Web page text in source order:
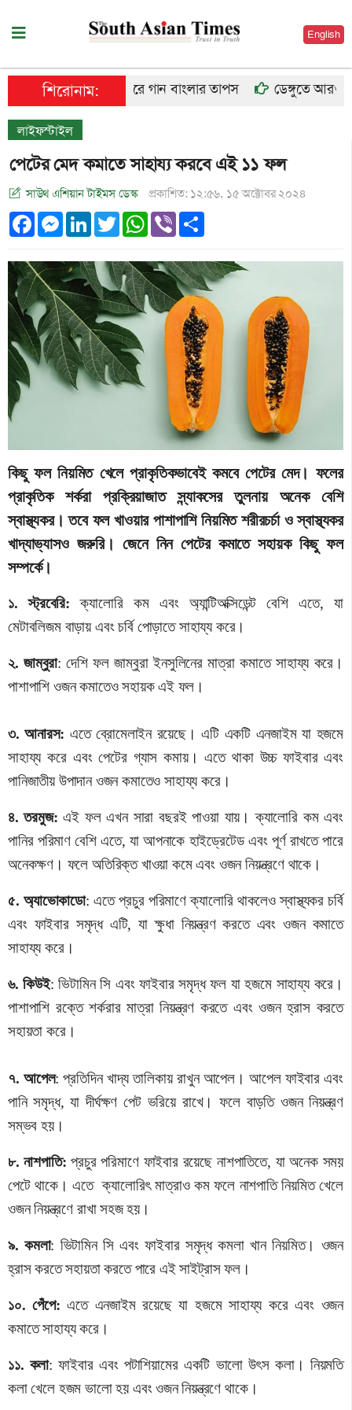
English
শিরোনাম:কারাগারে গান বাংলার তাপস ডেঙ্গুতে আরও ৬
লাইফস্টাইল
পেটের মেদ কমাতে সাহায্য করবে এই ১১ ফল
সাউথ এশিয়ান টাইমস ডেস্ক প্রকাশিত: ১২:৫৬, ১৫ অক্টোবর ২০২৪
FacebookMessenger
LinkedInTwitterWhatsApp
Viber
কিছু ফল নিয়মিত খেলে প্রাকৃতিকভাবেই কমবে পেটের মেদ। ফলের
প্রাকৃতিক শর্করা প্রক্রিয়াজাত স্ন্যাকসের তুলনায় অনেক বেশি
স্বাস্থ্যকর। তবে ফল খাওয়ার পাশাপাশি নিয়মিত শরীরচর্চা ও স্বাস্থ্যকর
খাদ্যাভ্যাসও জরুরি। জেনে নিন পেটের কমাতে সহায়ক কিছু ফল
সম্পর্কে।
১. স্ট্রবেরি: ক্যালোরি কম এবং অ্যান্টিঅক্সিডেন্ট বেশি এতে, যা
মেটাবলিজম বাড়ায় এবং চর্বি পোড়াতে সাহায্য করে।
২. জাম্বুরা: দেশি ফল জাম্বুরা ইনসুলিনের মাত্রা কমাতে সাহায্য করে।
পাশাপাশি ওজন কমাতেও সহায়ক এই ফল।
৩. আনারস: এতে ব্রোমেলাইন রয়েছে। এটি একটি এনজাইম যা হজমে
সাহায্য করে এবং পেটের গ্যাস কমায়। এতে থাকা উচ্চ ফাইবার এবং
পানিজাতীয় উপাদান ওজন কমাতেও সাহায্য করে।
৪. তরমুজ: এই ফল এখন সারা বছরই পাওয়া যায়। ক্যালোরি কম এবং
পানির পরিমাণ বেশি এতে, যা আপনাকে হাইড্রেটেড এবং পূর্ণ রাখতে পারে
অনেকক্ষণ। ফলে অতিরিক্ত খাওয়া কমে এবং ওজন নিয়ন্ত্রণে থাকে।
৫. অ্যাভোকাডো: এতে প্রচুর পরিমাণে ক্যালোরি থাকলেও স্বাস্থ্যকর চর্বি
এবং ফাইবার সমৃদ্ধ এটি, যা ক্ষুধা নিয়ন্ত্রণ করতে এবং ওজন কমাতে
সাহায্য করে।
৬. কিউই: ভিটামিন সি এবং ফাইবার সমৃদ্ধ ফল যা হজমে সাহায্য করে।
পাশাপাশি রক্তে শর্করার মাত্রা নিয়ন্ত্রণ করতে এবং ওজন হ্রাস করতে
সহায়তা করে।
৭. আপেল: প্রতিদিন খাদ্য তালিকায় রাখুন আপেল। আপেল ফাইবার এবং
পানি সমৃদ্ধ, যা দীর্ঘক্ষণ পেট ভরিয়ে রাখে। ফলে বাড়তি ওজন নিয়ন্ত্রণ
সম্ভব হয়।
৮. নাশপাতি: প্রচুর পরিমাণে ফাইবার রয়েছে নাশপাতিতে, যা অনেক সময়
পেটে থাকে। এতে ক্যালোরিৎ মাত্রাও কম ফলে নাশপাতি নিয়মিত খেলে
ওজন নিয়ন্ত্রণে রাখা সহজ হয়।
৯. কমলা: ভিটামিন সি এবং ফাইবার সমৃদ্ধ কমলা খান নিয়মিত। ওজন
হ্রাস করতে সহায়তা করতে পারে এই সাইট্রাস ফল।
১০. পেঁপে: এতে এনজাইম রয়েছে যা হজমে সাহায্য করে এবং ওজন
কমাতে সাহায্য করে।
১১. কলা: ফাইবার এবং পটাশিয়ামের একটি ভালো উৎস কলা। নিয়মতি
কলা খেলে হজম ভালো হয় এবং ওজন নিয়ন্ত্রণে থাকে।